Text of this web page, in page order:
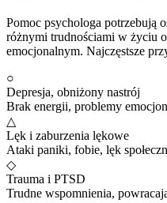
Pomoc psychologa potrzebują
różnymi trudnościami w życiu
emocjonalnym. Najczęstsze
○
Depresja, obniżony nastrój
Brak energii, problemy
△
Lęk i zaburzenia lękowe
Ataki paniki, fobie, lęk
◇
Trauma i PTSD
Trudne wspomnienia,